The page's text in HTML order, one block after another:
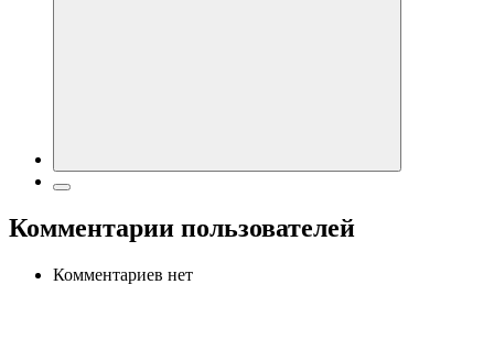
Комментарии пользователей
Комментариев нет